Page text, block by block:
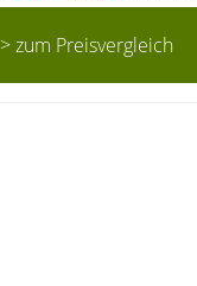
> zum Preisvergleich